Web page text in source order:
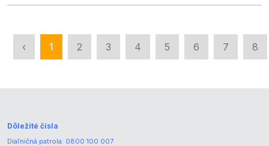
‹ 1 2 3 4 5 6 7 8
Dôležité čísla
Diaľničná patrola: 0800 100 007